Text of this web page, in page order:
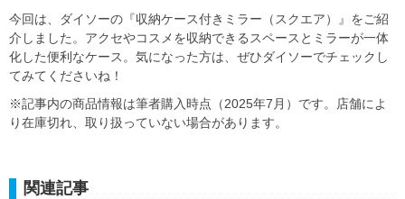
今回は、ダイソーの『収納ケース付きミラー（スクエア）』をご紹
介しました。アクセやコスメを収納できるスペースとミラーが一体
化した便利なケース。気になった方は、ぜひダイソーでチェックし
てみてくださいね！
※記事内の商品情報は筆者購入時点（2025年7月）です。店舗によ
り在庫切れ、取り扱っていない場合があります。
関連記事